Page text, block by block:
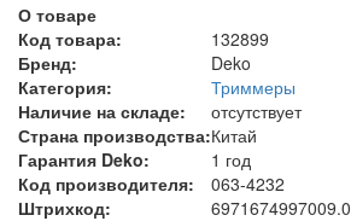
О товаре
Код товара:
132899
Бренд:
Deko
Категория:
Триммеры
Наличие на складе:
отсутствует
Страна производства:Китай
Гарантия Deko:
1 год
Код производителя:
063-4232
Штрихкод:
6971674997009.0